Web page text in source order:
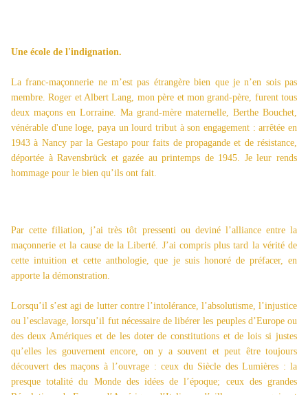
Une école de l'indignation.
La franc-maçonnerie ne m’est pas étrangère bien que je n’en sois pas
membre. Roger et Albert Lang, mon père et mon grand-père, furent tous
deux maçons en Lorraine. Ma grand-mère maternelle, Berthe Bouchet,
vénérable d'une loge, paya un lourd tribut à son engagement : arrêtée en
1943 à Nancy par la Gestapo pour faits de propagande et de résistance,
déportée à Ravensbrück et gazée au printemps de 1945. Je leur rends
hommage pour le bien qu’ils ont fait.
Par cette filiation, j’ai très tôt pressenti ou deviné l’alliance entre la
maçonnerie et la cause de la Liberté. J’ai compris plus tard la vérité de
cette intuition et cette anthologie, que je suis honoré de préfacer, en
apporte la démonstration.
Lorsqu’il s’est agi de lutter contre l’intolérance, l’absolutisme, l’injustice
ou l’esclavage, lorsqu’il fut nécessaire de libérer les peuples d’Europe ou
des deux Amériques et de les doter de constitutions et de lois si justes
qu’elles les gouvernent encore, on y a souvent et peut être toujours
découvert des maçons à l’ouvrage : ceux du Siècle des Lumières : la
presque totalité du Monde des idées de l’époque; ceux des grandes